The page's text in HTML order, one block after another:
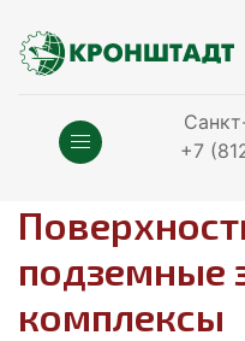
+7
подземные
комплексы